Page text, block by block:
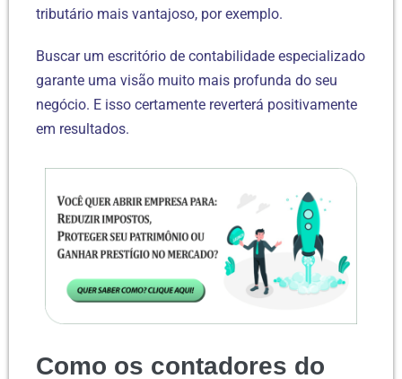
tributário mais vantajoso, por exemplo.
Buscar um escritório de contabilidade especializado
garante uma visão muito mais profunda do seu
negócio. E isso certamente reverterá positivamente
em resultados.
Como os contadores do